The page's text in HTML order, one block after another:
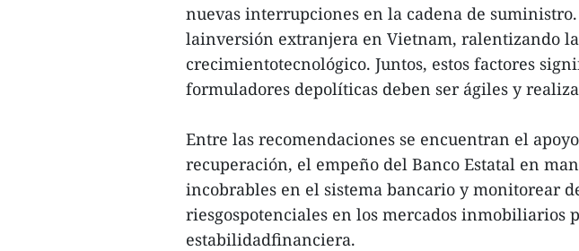
nuevas interrupciones en la cadena de
lainversión extranjera en Vietnam, ralentizando
crecimientotecnológico. Juntos, estos factores
formuladores depolíticas deben ser ágiles y
Entre las recomendaciones se encuentran el
recuperación, el empeño del Banco Estatal en
incobrables en el sistema bancario y monitorear
riesgospotenciales en los mercados inmobiliarios
estabilidadfinanciera.